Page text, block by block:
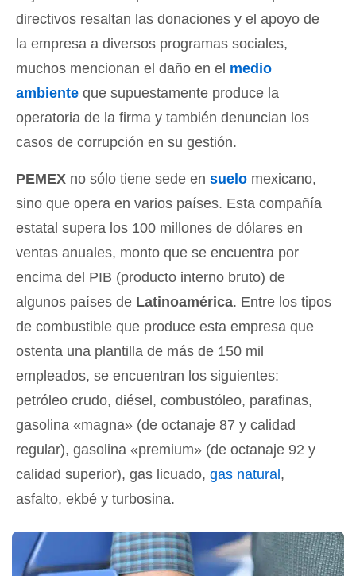
directivos resaltan las donaciones y el apoyo de
la empresa a diversos programas sociales,
muchos mencionan el daño en el medio
ambiente que supuestamente produce la
operatoria de la firma y también denuncian los
casos de corrupción en su gestión.
PEMEX no sólo tiene sede en suelo mexicano,
sino que opera en varios países. Esta compañía
estatal supera los 100 millones de dólares en
ventas anuales, monto que se encuentra por
encima del PIB (producto interno bruto) de
algunos países de Latinoamérica. Entre los tipos
de combustible que produce esta empresa que
ostenta una plantilla de más de 150 mil
empleados, se encuentran los siguientes:
petróleo crudo, diésel, combustóleo, parafinas,
gasolina «magna» (de octanaje 87 y calidad
regular), gasolina «premium» (de octanaje 92 y
calidad superior), gas licuado, gas natural,
asfalto, ekbé y turbosina.